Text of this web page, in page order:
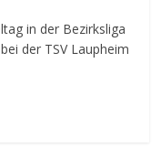
in der Bezirksliga
der TSV Laupheim